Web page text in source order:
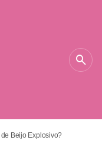
Beijo Explosivo?